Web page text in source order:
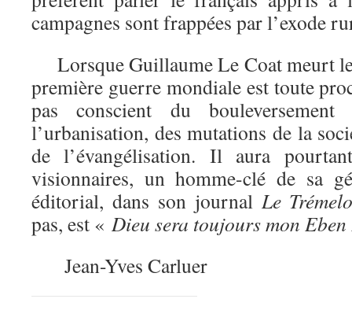
campagnes sont frappées par l’exode
Lorsque Guillaume Le Coat meurt
première guerre mondiale est toute
pas conscient du
l’urbanisation, des mutations de la
de l’évangélisation. Il aura
visionnaires, un homme-clé de sa
éditorial, dans son journal Le
pas, est « Dieu sera toujours mon Eben
Jean-Yves Carluer